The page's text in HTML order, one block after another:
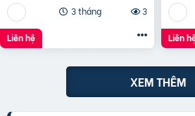
3 tháng
3
Liên hệ Liên
XEM THÊM